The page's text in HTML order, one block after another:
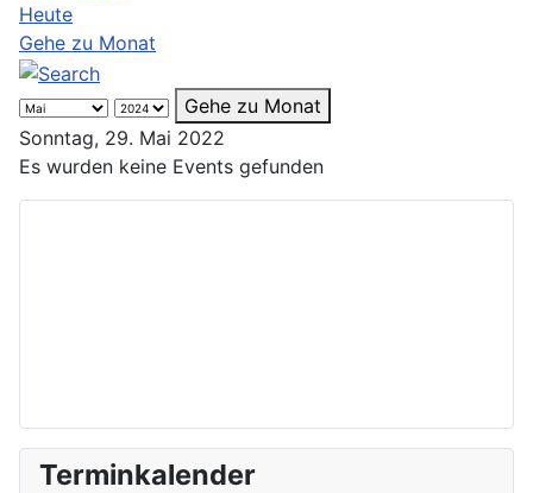
Heute
Gehe zu Monat
Gehe zu Monat
Sonntag, 29. Mai 2022
Es wurden keine Events gefunden
Terminkalender